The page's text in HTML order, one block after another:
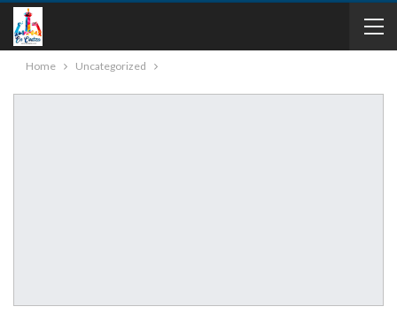
Home Uncategorized